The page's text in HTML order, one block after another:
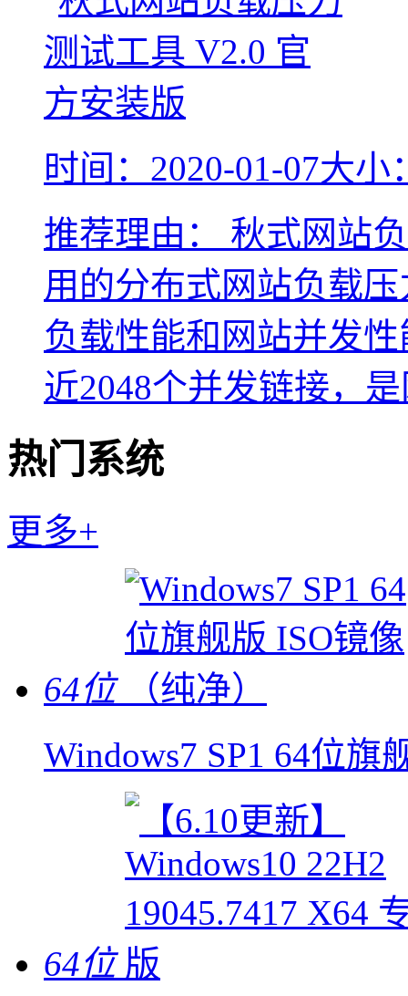
时间：2020-01-07大小
推荐理由：
秋式网站
用的分布式网站负载
负载性能和网站并发
近2048个并发链接，
热门系统
更多+
64位
Windows7 SP1 64位旗
64位